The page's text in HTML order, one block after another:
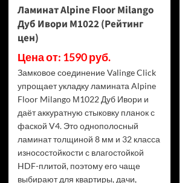
Ламинат Alpine Floor Milango
Дуб Ивори М1022 (Рейтинг
цен)
Цена от: 1590 руб.
Замковое соединение Valinge Click
упрощает укладку ламината Alpine
Floor Milango М1022 Дуб Ивори и
даёт аккуратную стыковку планок с
фаской V4. Это однополосный
ламинат толщиной 8 мм и 32 класса
износостойкости с влагостойкой
HDF-плитой, поэтому его чаще
выбирают для квартиры, дачи,